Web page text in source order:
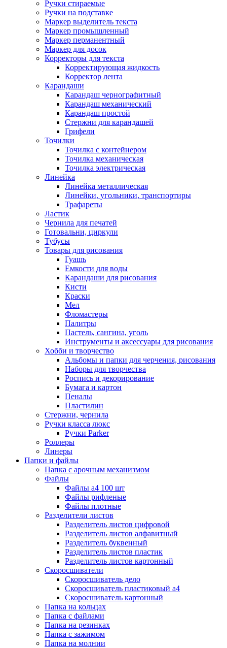
Ручки стираемые
Ручки на подставке
Маркер выделитель текста
Маркер промышленный
Маркер перманентный
Маркер для досок
Корректоры для текста
Корректирующая жидкость
Корректор лента
Карандаши
Карандаш чернографитный
Карандаш механический
Карандаш простой
Стержни для карандашей
Грифели
Точилки
Точилка с контейнером
Точилка механическая
Точилка электрическая
Линейка
Линейка металлическая
Линейки, угольники, транспортиры
Трафареты
Ластик
Чернила для печатей
Готовальни, циркули
Тубусы
Товары для рисования
Гуашь
Емкости для воды
Карандаши для рисования
Кисти
Краски
Мел
Фломастеры
Палитры
Пастель, сангина, уголь
Инструменты и аксессуары для рисования
Хобби и творчество
Альбомы и папки для черчения, рисования
Наборы для творчества
Роспись и декорирование
Бумага и картон
Пеналы
Пластилин
Стержни, чернила
Ручки класса люкс
Ручки Parker
Роллеры
Линеры
Папки и файлы
Папка с арочным механизмом
Файлы
Файлы а4 100 шт
Файлы рифленые
Файлы плотные
Разделители листов
Разделитель листов цифровой
Разделитель листов алфавитный
Разделитель буквенный
Разделитель листов пластик
Разделитель листов картонный
Скоросшиватели
Скоросшиватель дело
Скоросшиватель пластиковый а4
Скоросшиватель картонный
Папка на кольцах
Папка с файлами
Папка на резинках
Папка с зажимом
Папка на молнии